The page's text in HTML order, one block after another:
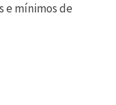
e mínimos de